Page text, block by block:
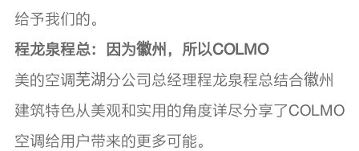
给予我们的。
程龙泉程总：因为徽州，所以COLMO
美的空调芜湖分公司总经理程龙泉程总结合徽州
建筑特色从美观和实用的角度详尽分享了COLMO
空调给用户带来的更多可能。